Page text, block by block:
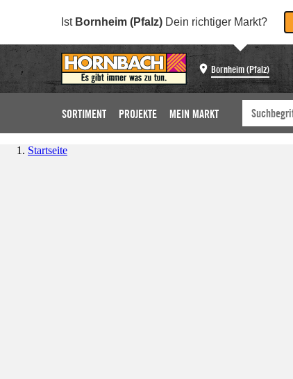
Ist Bornheim (Pfalz) Dein richtiger Markt?
Bornheim (Pfalz)
SORTIMENT PROJEKTE MEIN MARKT
Startseite